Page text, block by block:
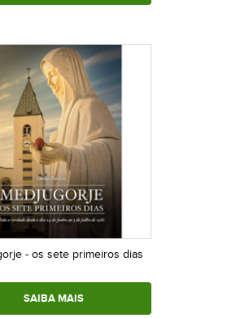
- os sete primeiros dias
SAIBA MAIS